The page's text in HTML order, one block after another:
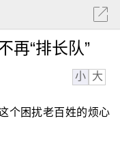
再“排长队”
小 大
个困扰老百姓的烦心